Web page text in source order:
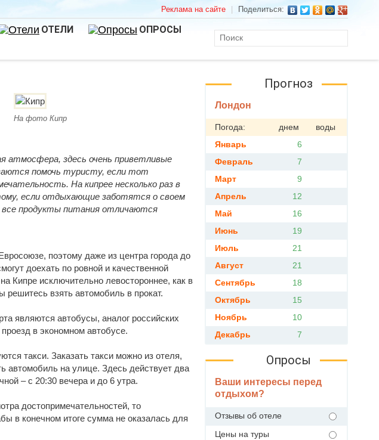
Реклама на сайте Поделиться:
ОТЕЛИ ОПРОСЫ
На фото Кипр
атмосфера, здесь очень приветливые
помочь туристу, если тот
На кипрее несколько раз в
если отдыхающие заботятся о своем
все продукты питания отличаются
поэтому даже из центра города до
доехать по ровной и качественной
Кипре исключительно левостороннее, как в
решитесь взять автомобиль в прокат.
являются автобусы, аналог российских
в экономном автобусе.
такси. Заказать такси можно из отеля,
автомобиль на улице. Здесь действует два
– с 20:30 вечера и до 6 утра.
достопримечательностей, то
в конечном итоге сумма не оказалась для
Прогноз
Лондон
Погода: днем
воды
Январь
6
Февраль
7
Март
9
Апрель
12
Май
16
Июнь
19
Июль
21
Август
21
Сентябрь
18
Октябрь
15
Ноябрь
10
Декабрь
7
Опросы
Ваши интересы перед
отдыхом?
Отзывы об отеле
Цены на туры